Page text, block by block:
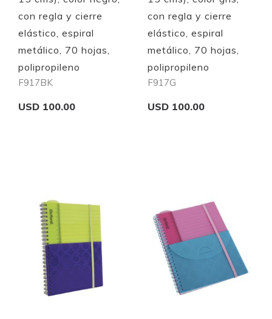
con regla y cierre
elástico, espiral
metálico, 70 hojas,
polipropileno
F917BK
USD 100.00
Quickview
con regla y cierre
elástico, espiral
metálico, 70 hojas,
polipropileno
F917G
USD 100.00
Quickview